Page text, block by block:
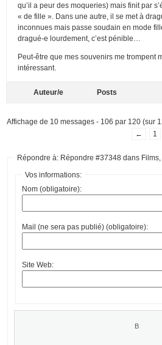
qu’il a peur des moqueries) mais finit par
« de fille ». Dans une autre, il se met à
inconnues mais passe soudain en mode
dragué-e lourdement, c’est pénible…
Peut-être que mes souvenirs me trompent
intéressant.
Auteur/e Posts
Affichage de 10 messages - 106 par 120 (sur
←
1
Répondre à: Répondre #37348 dans
Vos informations:
Nom (obligatoire):
Mail (ne sera pas publié) (obligatoire):
Site Web: